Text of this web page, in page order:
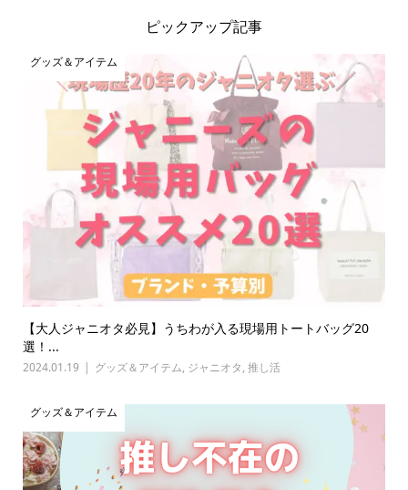
ピックアップ記事
グッズ＆アイテム
【大人ジャニオタ必見】うちわが入る現場用トートバッグ20
選！...
2024.01.19 グッズ＆アイテム, ジャニオタ, 推し活
グッズ＆アイテム